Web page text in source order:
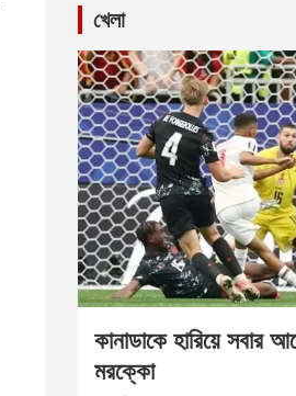
খেলা
কানাডাকে হারিয়ে সবার
মরক্কো